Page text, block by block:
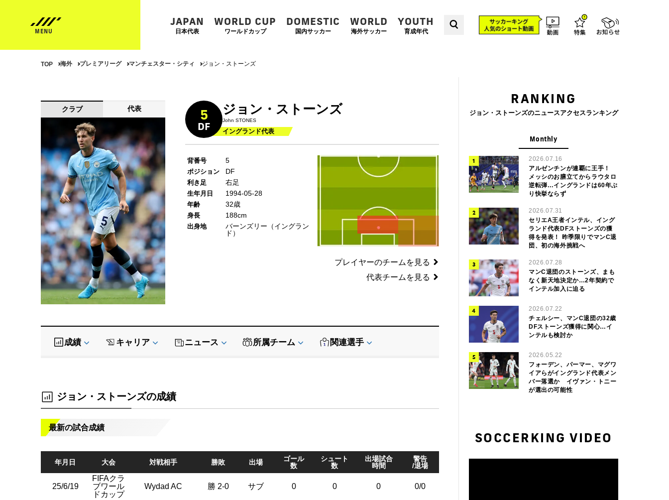
JAPAN
日本代表
WORLD CUP
ワールドカップ
DOMESTIC
国内サッカー
WORLD
海外サッカー
YOUTH
育成年代
TOP 海外 プレミアリーグ マンチェスター・シティ ジョン・ストーンズ
クラブ 代表 5
DF
ジョン・ストーンズ
John STONES
イングランド代表
背番号 5
ポジション DF
利き足 右足
生年月日 1994-05-28
年齢 32歳
身長 188cm
出身地
バーンズリー（イングラン
ド）
左
WG
CF
右
WG
SB
CB
右
GK
プレイヤーのチームを見る
代表チームを見る
成績 キャリア ニュース 所属チーム 関連選手
ジョン・ストーンズの成績
最新の試合成績
年月日 大会 対戦相手 勝敗 出場
ゴール
数
シュート
数
出場試合
時間
警告
/退場
25/6/19
FIFAクラ
ブワール
ドカップ
Wydad AC 勝 2-0 サブ 0 0 0 0/0
RANKING
ジョン・ストーンズのニュースアクセスランキング
Monthly
2026.07.16
アルゼンチンが連覇に王手！
メッシのお膳立てからラウタロ
逆転弾…イングランドは60年ぶ
り快挙ならず
2026.07.31
セリエA王者インテル、イング
ランド代表DFストーンズの獲
得を発表！ 昨季限りでマンC退
団、初の海外挑戦へ
2026.07.28
マンC退団のストーンズ、まも
なく新天地決定か…2年契約で
インテル加入に迫る
2026.07.22
チェルシー、マンC退団の32歳
DFストーンズ獲得に関心…イ
ンテルも検討か
2026.05.22
フォーデン、パーマー、マグワ
イアらがイングランド代表メン
バー落選か イヴァン・トニー
が選出の可能性
SOCCERKING VIDEO